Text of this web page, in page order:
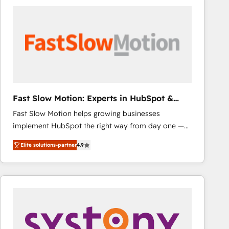
One company, one operating model, delivering
across offices and consulting teams in the UK, USA,
international offices and 175+ employees.
Fast Slow Motion: Experts in HubSpot &
Salesforce
Fast Slow Motion helps growing businesses
implement HubSpot the right way from day one —
with the flexibility to scale as complexity increases.
Highly certified in both HubSpot and Salesforce, we
bring deep experience in CRM implementation,
integrations, and data migration across modern
combines strong technical execution with real
business perspective. Many of our consultants have
Elite solutions-partner4.9